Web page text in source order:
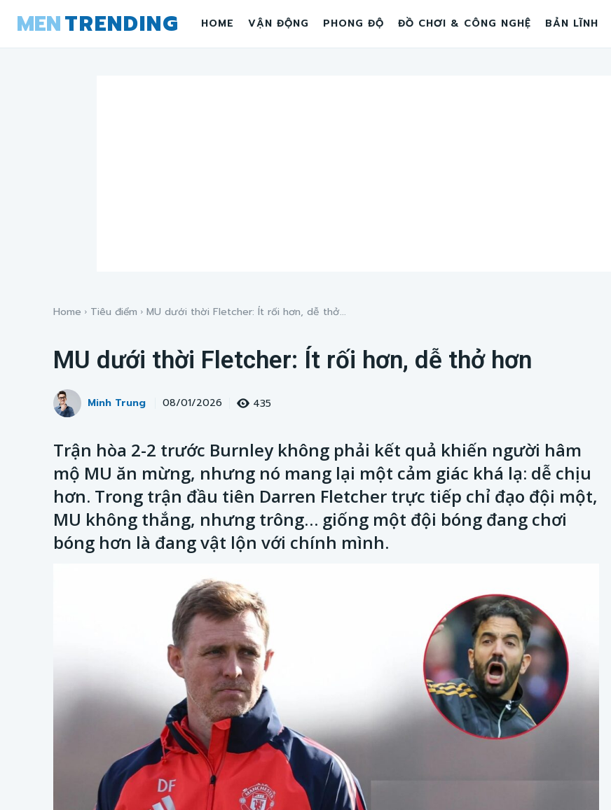
MENTRENDING HOME VẬN ĐỘNG PHONG ĐỘ ĐỒ CHƠI & CÔNG NGHỆ BẢN LĨNH
Home Tiêu điểm MU dưới thời Fletcher: Ít rối hơn, dễ thở...
MU dưới thời Fletcher: Ít rối hơn, dễ thở hơn
Minh Trung 08/01/2026 435
Trận hòa 2-2 trước Burnley không phải kết quả khiến người hâm
mộ MU ăn mừng, nhưng nó mang lại một cảm giác khá lạ: dễ chịu
hơn. Trong trận đầu tiên Darren Fletcher trực tiếp chỉ đạo đội một,
MU không thắng, nhưng trông… giống một đội bóng đang chơi
bóng hơn là đang vật lộn với chính mình.